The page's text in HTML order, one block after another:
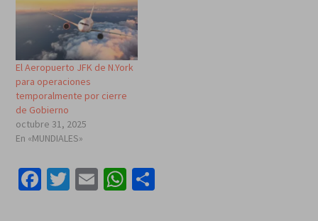
El Aeropuerto JFK de N.York
para operaciones
temporalmente por cierre
de Gobierno
octubre 31, 2025
En «MUNDIALES»
Facebook
Twitter
EmailWhatsApp
Compartir